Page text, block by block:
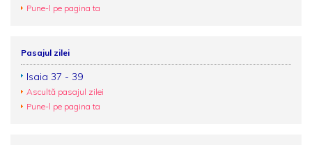
Pune-l pe pagina ta
Pasajul zilei
Isaia 37 - 39
Ascultă pasajul zilei
Pune-l pe pagina ta